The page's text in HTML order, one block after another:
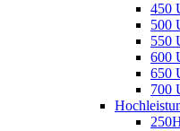
450
500
550
600
650
700